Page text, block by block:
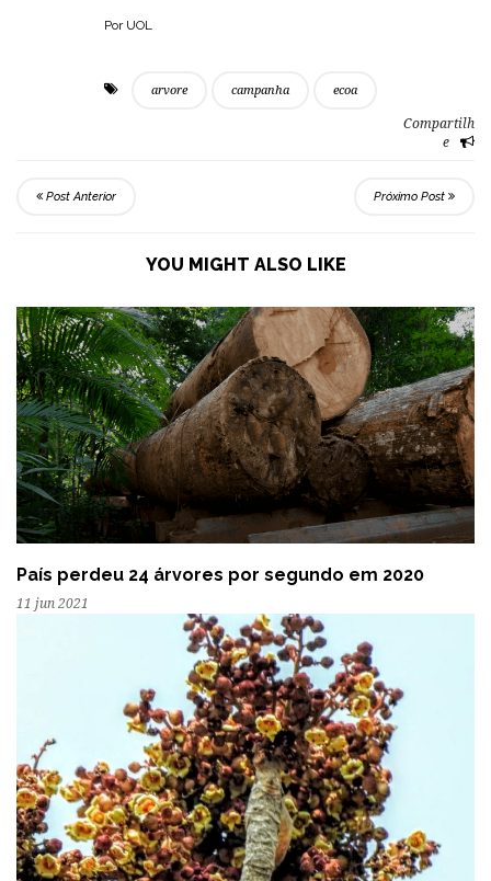
Por UOL
arvore campanha ecoa
Compartilh
e
Post Anterior Próximo Post
YOU MIGHT ALSO LIKE
País perdeu 24 árvores por segundo em 2020
11 jun 2021